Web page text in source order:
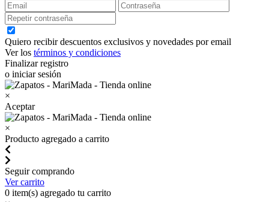
Quiero recibir descuentos exclusivos y novedades por email
Ver los términos y condiciones
Finalizar registro
o iniciar sesión
×
Aceptar
×
Producto agregado a carrito
Seguir comprando
Ver carrito
0 item(s) agregado tu carrito